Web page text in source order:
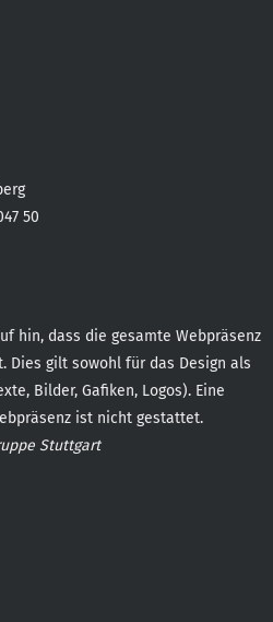
50
hin, dass die gesamte Webpräsenz
Dies gilt sowohl für das Design als
Bilder, Gafiken, Logos). Eine
ist nicht gestattet.
Stuttgart